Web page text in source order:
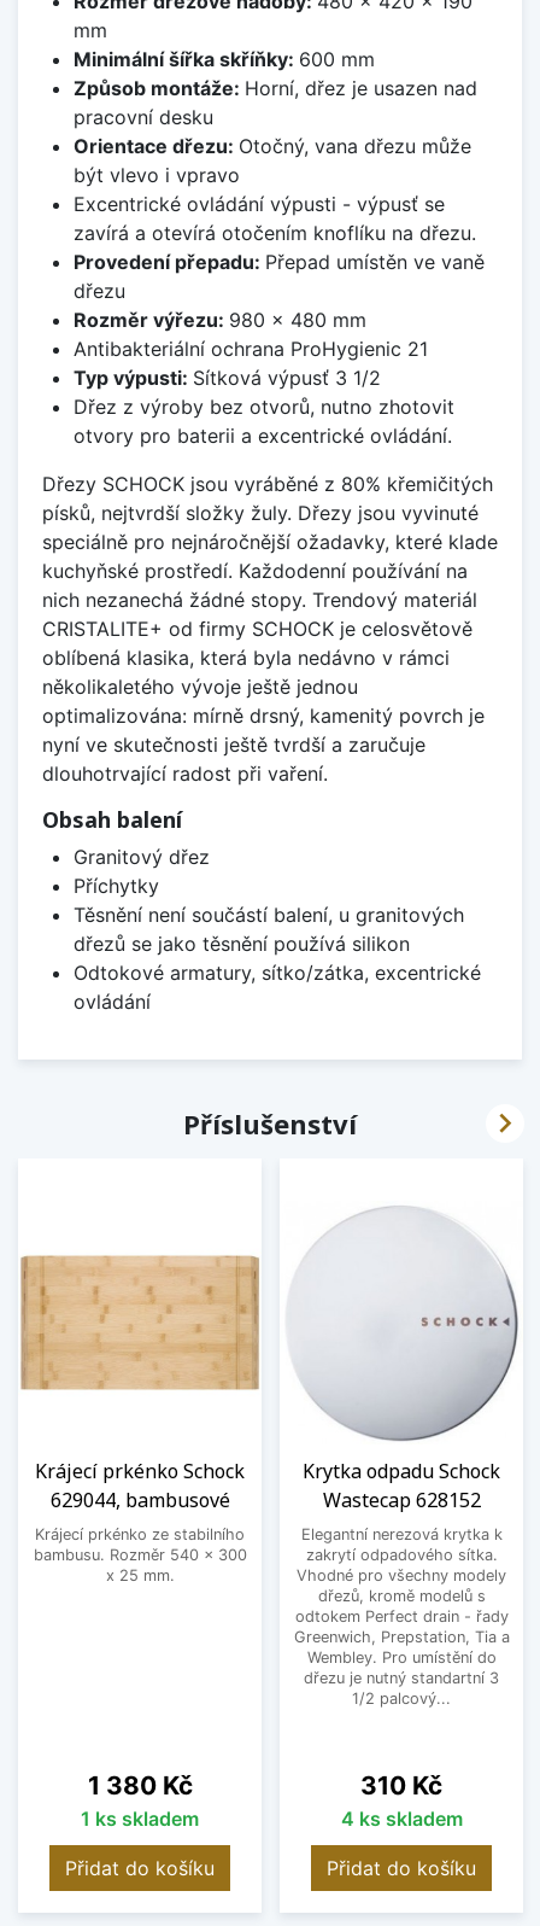
mm
Minimální šířka skříňky: 600 mm
Způsob montáže: Horní, dřez je usazen nad
pracovní desku
Orientace dřezu: Otočný, vana dřezu může
být vlevo i vpravo
Excentrické ovládání výpusti - výpusť se
zavírá a otevírá otočením knoflíku na dřezu.
Provedení přepadu: Přepad umístěn ve vaně
dřezu
Rozměr výřezu: 980 x 480 mm
Antibakteriální ochrana ProHygienic 21
Typ výpusti: Sítková výpusť 3 1/2
Dřez z výroby bez otvorů, nutno zhotovit
otvory pro baterii a excentrické ovládání.
Dřezy SCHOCK jsou vyráběné z 80% křemičitých
písků, nejtvrdší složky žuly. Dřezy jsou vyvinuté
speciálně pro nejnáročnější ožadavky, které klade
kuchyňské prostředí. Každodenní používání na
nich nezanechá žádné stopy. Trendový materiál
CRISTALITE+ od firmy SCHOCK je celosvětově
oblíbená klasika, která byla nedávno v rámci
několikaletého vývoje ještě jednou
optimalizována: mírně drsný, kamenitý povrch je
nyní ve skutečnosti ještě tvrdší a zaručuje
dlouhotrvající radost při vaření.
Obsah balení
Granitový dřez
Příchytky
Těsnění není součástí balení, u granitových
dřezů se jako těsnění používá silikon
Odtokové armatury, sítko/zátka, excentrické
ovládání
Příslušenství
Krájecí prkénko Schock
629044, bambusové
Krájecí prkénko ze stabilního
bambusu. Rozměr 540 x 300
x 25 mm.
Cena
1 380 Kč
1 ks skladem
Přidat do košíku
Krytka odpadu Schock
Wastecap 628152
Elegantní nerezová krytka k
zakrytí odpadového sítka.
Vhodné pro všechny modely
dřezů, kromě modelů s
odtokem Perfect drain - řady
Greenwich, Prepstation, Tia a
Wembley. Pro umístění do
dřezu je nutný standartní 3
1/2 palcový...
Cena
310 Kč
4 ks skladem
Přidat do košíku
